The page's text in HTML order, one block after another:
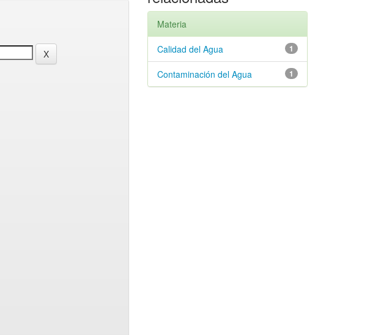
Materia
1
Calidad del Agua
1
Contaminación del Agua